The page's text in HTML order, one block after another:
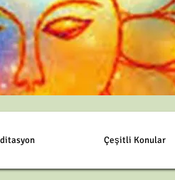
Çeşitli Konular